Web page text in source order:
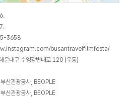
양한 콘텐츠를 한자리에서 즐길 수 있는
반 등과 지금 당장 떠날 수 있을 것 같은
산의 관광 기념품을 한 자리에서 만나 볼
3658
busantravelfilmfesta/
운대구 수영강변대로 120 (우동)
산관광공사, BEOPLE
산관광공사, BEOPLE